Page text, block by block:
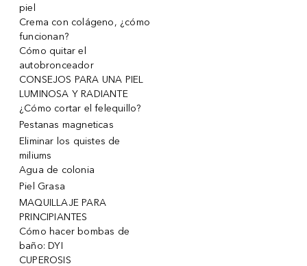
piel
Crema con colágeno, ¿cómo
funcionan?
Cómo quitar el
autobronceador
CONSEJOS PARA UNA PIEL
LUMINOSA Y RADIANTE
¿Cómo cortar el felequillo?
Pestanas magneticas
Eliminar los quistes de
miliums
Agua de colonia
Piel Grasa
MAQUILLAJE PARA
PRINCIPIANTES
Cómo hacer bombas de
baño: DYI
CUPEROSIS